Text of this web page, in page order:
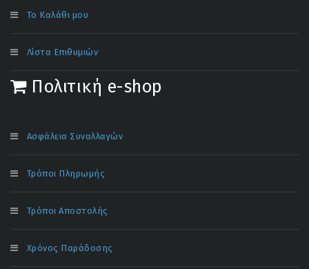
Το Καλάθι μου
Λίστα Επιθυμιών
Πολιτική e-shop
Ασφάλεια Συναλλαγών
Τρόποι Πληρωμής
Τρόποι Αποστολής
Χρόνος Παράδοσης